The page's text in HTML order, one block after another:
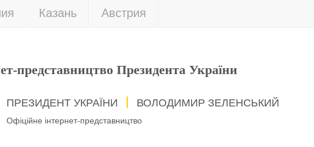
Казань Австрия
представництво Президента України
ПРЕЗИДЕНТ УКРАЇНИ ВОЛОДИМИР ЗЕЛЕНСЬКИЙ
Офіційне інтернет-представництво